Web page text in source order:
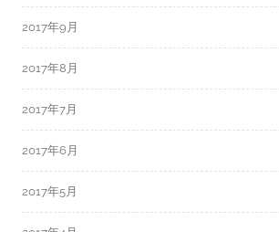
2017年9月
2017年8月
2017年7月
2017年6月
2017年5月